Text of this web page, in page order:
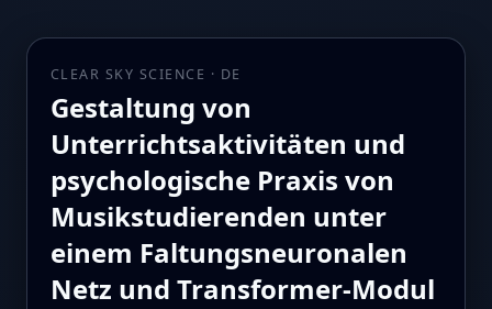
CLEAR SKY SCIENCE · DE
Gestaltung von
Unterrichtsaktivitäten und
psychologische Praxis von
Musikstudierenden unter
einem Faltungsneuronalen
Netz und Transformer-Modul